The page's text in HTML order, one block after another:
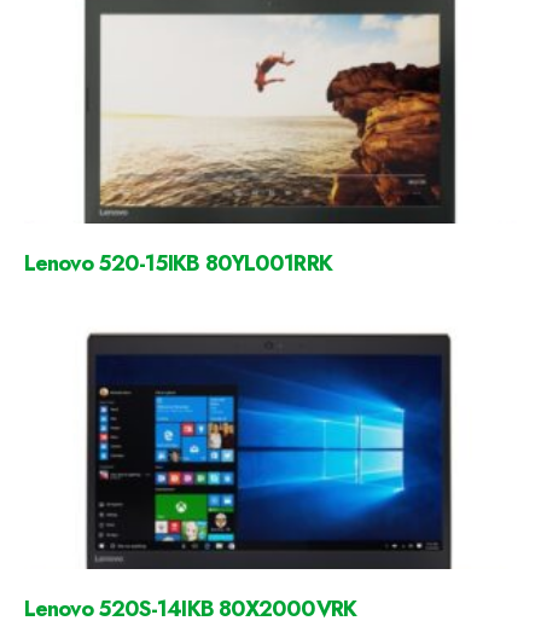
Lenovo 520-15IKB 80YL001RRK
Lenovo 520S-14IKB 80X2000VRK